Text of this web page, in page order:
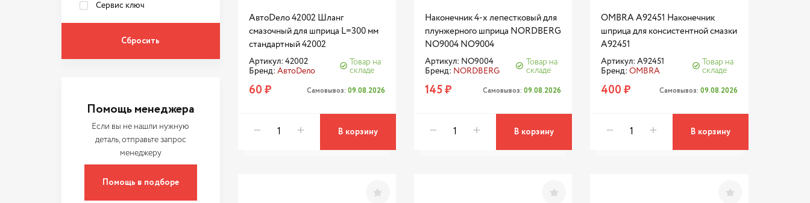
Сервис ключ
Помощь менеджера
Если вы не нашли нужную
деталь, отправьте запрос
менеджеру
Помощь в подборе
АвтоDело 42002 Шланг
смазочный для шприца L=300 мм
стандартный 42002
Артикул: 42002
Бренд: АвтоDело
Товар на
складе
60 ₽ Самовывоз: 09.08.2026
В корзину
Наконечник 4-х лепестковый для
плунжерного шприца NORDBERG
NO9004 NO9004
Артикул: NO9004
Бренд: NORDBERG
Товар на
складе
145 ₽ Самовывоз:09.08.2026
В корзину
OMBRA A92451 Наконечник
шприца для консистентной смазки
A92451
Артикул: A92451
Бренд:OMBRA
Товар на
складе
400 ₽ Самовывоз: 09.08.2026
В корзину